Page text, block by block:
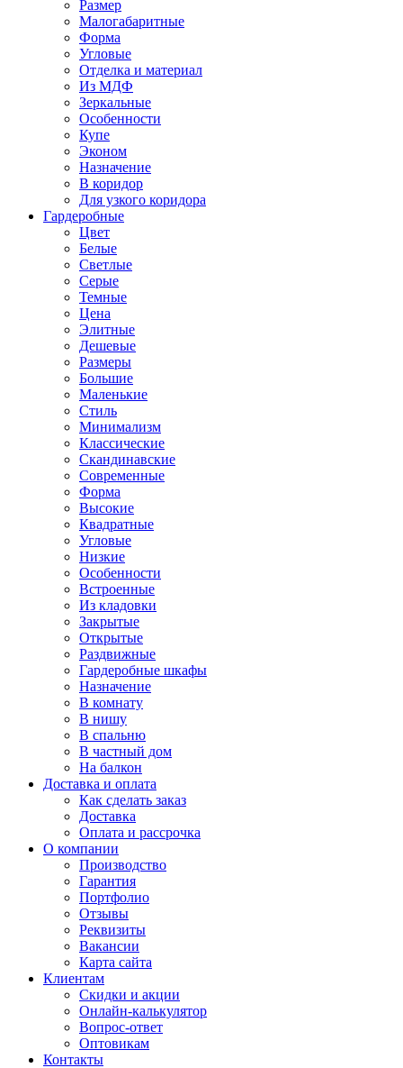
Размер
Малогабаритные
Форма
Угловые
Отделка и материал
Из МДФ
Зеркальные
Особенности
Купе
Эконом
Назначение
В коридор
Для узкого коридора
Гардеробные
Цвет
Белые
Светлые
Серые
Темные
Цена
Элитные
Дешевые
Размеры
Большие
Маленькие
Стиль
Минимализм
Классические
Скандинавские
Современные
Форма
Высокие
Квадратные
Угловые
Низкие
Особенности
Встроенные
Из кладовки
Закрытые
Открытые
Раздвижные
Гардеробные шкафы
Назначение
В комнату
В нишу
В спальню
В частный дом
На балкон
Доставка и оплата
Как сделать заказ
Доставка
Оплата и рассрочка
О компании
Производство
Гарантия
Портфолио
Отзывы
Реквизиты
Вакансии
Карта сайта
Клиентам
Скидки и акции
Онлайн-калькулятор
Вопрос-ответ
Оптовикам
Контакты